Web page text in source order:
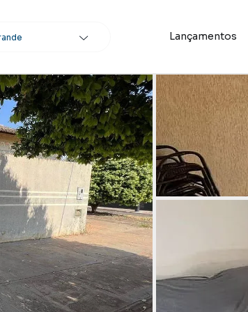
Lançamentos